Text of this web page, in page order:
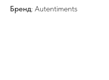
Бренд: Autentiments
Разделы сайта